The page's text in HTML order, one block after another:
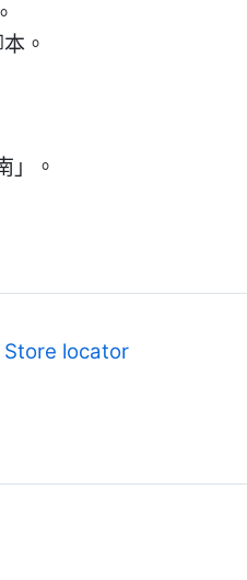
。
」。
Store locator